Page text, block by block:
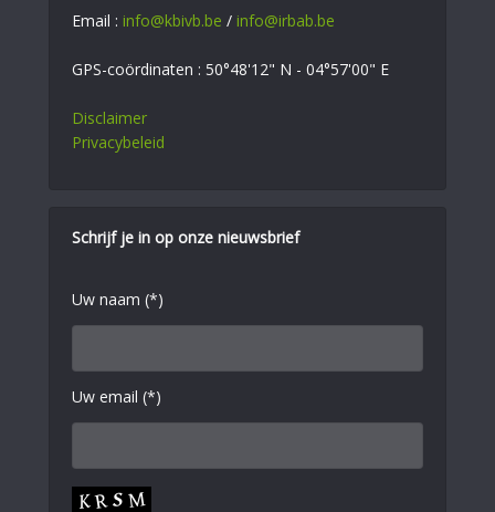
Email : info@kbivb.be / info@irbab.be
GPS-coördinaten : 50°48'12" N - 04°57'00" E
Disclaimer
Privacybeleid
Schrijf je in op onze nieuwsbrief
Uw naam (*)
Uw email (*)